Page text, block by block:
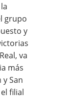
grupo
y
va
más
San
filial